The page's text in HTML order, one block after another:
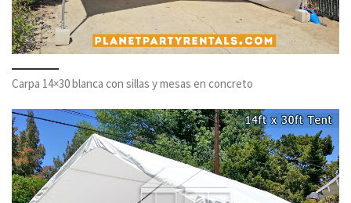
Carpa 14×30 blanca con sillas y mesas en concreto